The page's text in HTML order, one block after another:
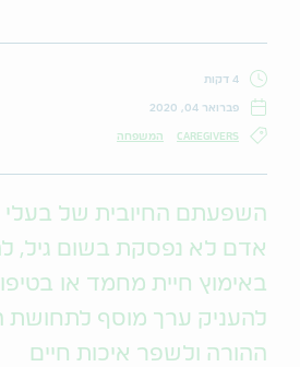
4 דקות
פברואר 04, 2020
CAREGIVERS המשפחה
השפעתם החיובית של בעלי
אדם לא נפסקת בשום גיל,
באימוץ חיית מחמד או
להעניק ערך מוסף לתחושת
ההורה ולשפר איכות חיים